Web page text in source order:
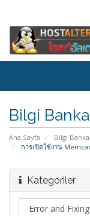
Bilgi
Ana Sayfa Bilgi
การเปิดใช้งาน
Kategoriler